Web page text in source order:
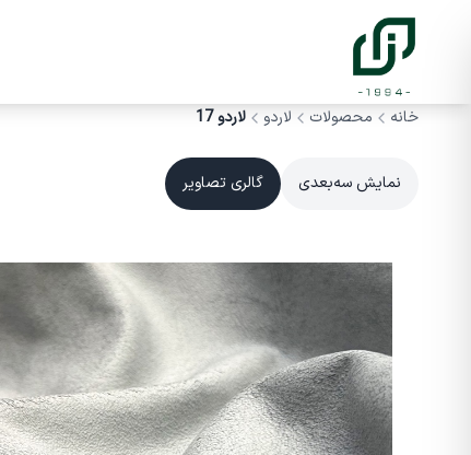
خانه محصولات لاردو لاردو 17
نمایش سه‌بعدی گالری تصاویر